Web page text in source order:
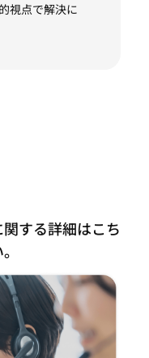
視点で解決に
する詳細はこち